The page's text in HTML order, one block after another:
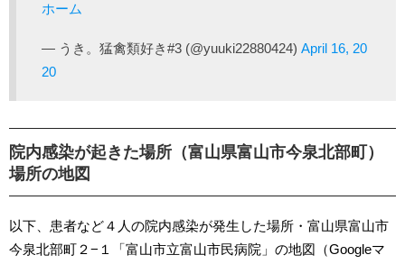
ホーム
— うき。猛禽類好き#3 (@yuuki22880424) April 16, 20
20
院内感染が起きた場所（富山県富山市今泉北部町）
場所の地図
以下、患者など４人の院内感染が発生した場所・富山県富山市
今泉北部町２−１「富山市立富山市民病院」の地図（Googleマ